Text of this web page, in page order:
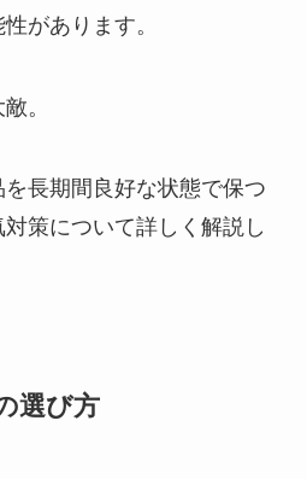
があります。
。
長期間良好な状態で保つ
策について詳しく解説し
選び方